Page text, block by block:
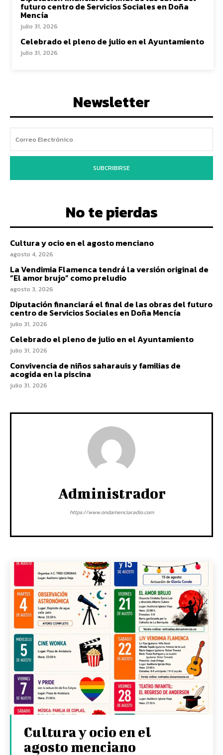
futuro centro de Servicios Sociales en Doña
Mencía
julio 31, 2026
Celebrado el pleno de julio en el Ayuntamiento
julio 31, 2026
Newsletter
SUBCRIBIRSE
No te pierdas
Cultura y ocio en el agosto menciano
agosto 4, 2026
La Vendimia Flamenca tendrá la versión original de
“El amor brujo” como preludio
agosto 3, 2026
Diputación financiará el final de las obras del futuro
centro de Servicios Sociales en Doña Mencía
julio 31, 2026
Celebrado el pleno de julio en el Ayuntamiento
julio 31, 2026
Convivencia de niños saharauis y familias de
acogida en la piscina
julio 31, 2026
Administrador
https://www.ondamenciaradio.com
Cultura y ocio en el
agosto menciano